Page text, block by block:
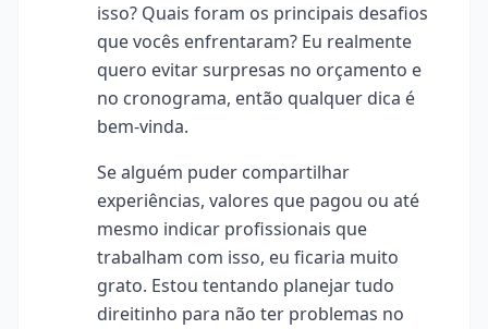
isso? Quais foram os principais desafios
que vocês enfrentaram? Eu realmente
quero evitar surpresas no orçamento e
no cronograma, então qualquer dica é
bem-vinda.
Se alguém puder compartilhar
experiências, valores que pagou ou até
mesmo indicar profissionais que
trabalham com isso, eu ficaria muito
grato. Estou tentando planejar tudo
direitinho para não ter problemas no